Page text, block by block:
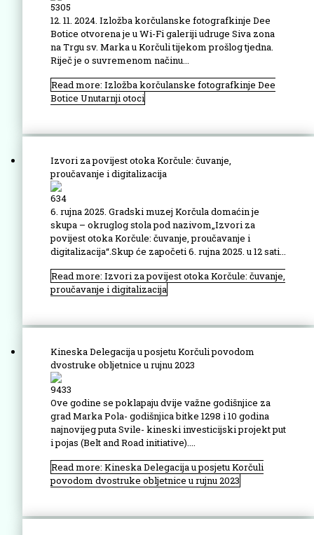
5305
12. 11. 2024. Izložba korčulanske fotografkinje Dee
Botice otvorena je u Wi-Fi galeriji udruge Siva zona
na Trgu sv. Marka u Korčuli tijekom prošlog tjedna.
Riječ je o suvremenom načinu...
Read more: Izložba korčulanske fotografkinje Dee
Botice Unutarnji otoci
Izvori za povijest otoka Korčule: čuvanje,
proučavanje i digitalizacija
634
6. rujna 2025. Gradski muzej Korčula domaćin je
skupa – okruglog stola pod nazivom„Izvori za
povijest otoka Korčule: čuvanje, proučavanje i
digitalizacija“.Skup će započeti 6. rujna 2025. u 12 sati...
Read more: Izvori za povijest otoka Korčule: čuvanje,
proučavanje i digitalizacija
Kineska Delegacija u posjetu Korčuli povodom
dvostruke obljetnice u rujnu 2023
9433
Ove godine se poklapaju dvije važne godišnjice za
grad Marka Pola- godišnjica bitke 1298 i 10 godina
najnovijeg puta Svile- kineski investicijski projekt put
i pojas (Belt and Road initiative)....
Read more: Kineska Delegacija u posjetu Korčuli
povodom dvostruke obljetnice u rujnu 2023